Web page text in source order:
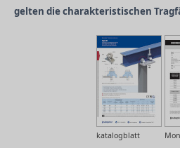
gelten die charakteristischen
katalogblatt